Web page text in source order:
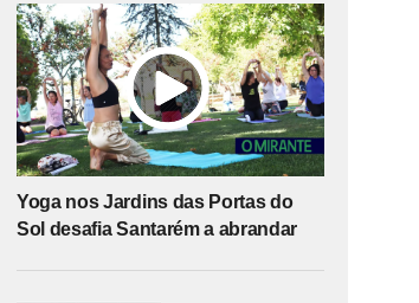
Yoga nos Jardins das Portas do
Sol desafia Santarém a abrandar